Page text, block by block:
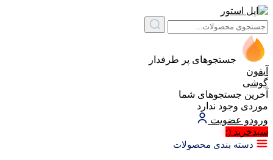
جستجوهای پر طرفدار
آیفون
گوشی
آخرین جستجوهای شما
موردی وجود ندارد
ورودو عضویت
سبد‌خرید (:
دسته بندی محصولات